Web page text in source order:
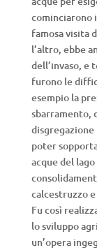
cominciarono
famosa visita
l’altro, ebbe
dell’invaso, e
furono le
esempio la
sbarramento,
poter
acque del
calcestruzzo
Fu così
lo sviluppo
un’opera